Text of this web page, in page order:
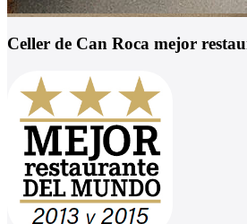
Celler de Can Roca mejor